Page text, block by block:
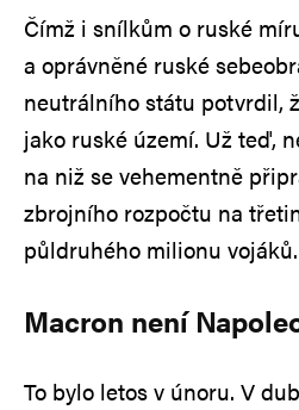
Čímž i snílkům o ruské
a oprávněné ruské
neutrálního státu potvrdil,
jako ruské území. Už teď,
na niž se vehementně
zbrojního rozpočtu na
půldruhého milionu vojáků.
Macron není
To bylo letos v únoru. V